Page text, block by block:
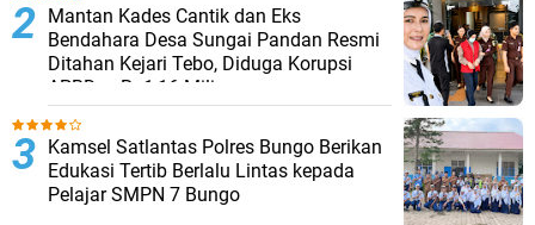
Mantan Kades Cantik dan Eks
Bendahara Desa Sungai Pandan Resmi
Ditahan Kejari Tebo, Diduga Korupsi
APBDes Rp1,16 Miliar
Kamsel Satlantas Polres Bungo Berikan
Edukasi Tertib Berlalu Lintas kepada
Pelajar SMPN 7 Bungo